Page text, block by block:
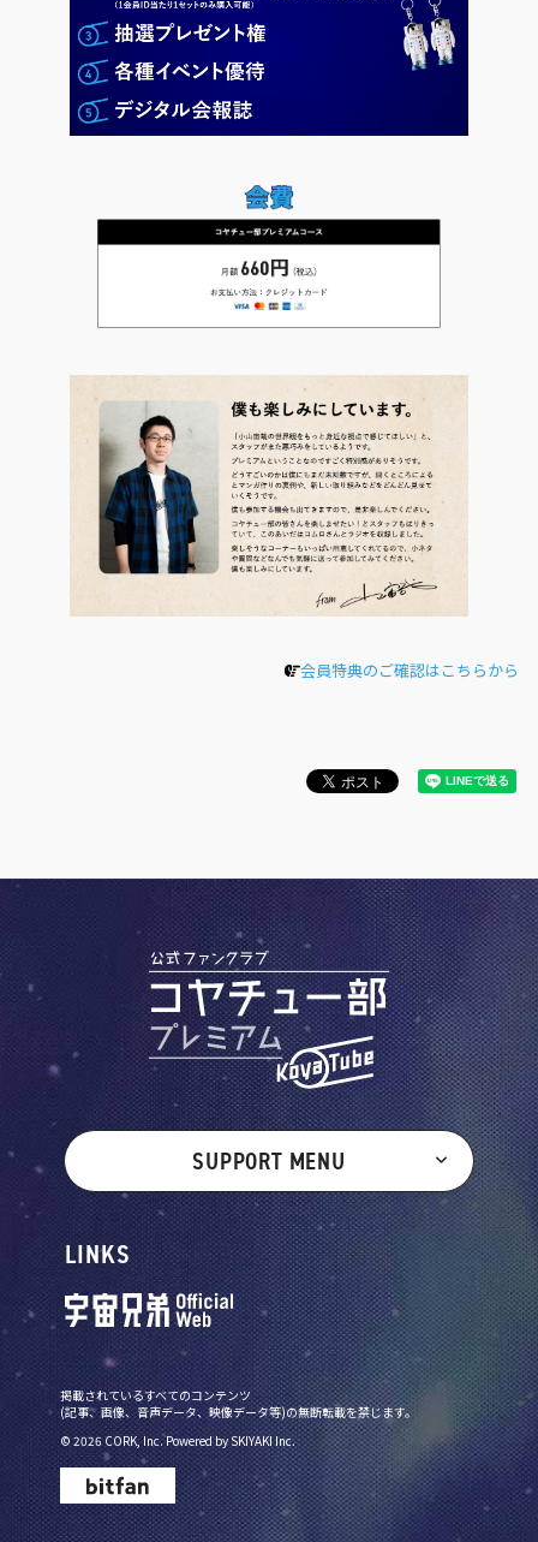
会員特典のご確認はこちらから
SUPPORT MENU
LINKS
掲載されているすべてのコンテンツ
(記事、画像、音声データ、映像データ等)の無断転載を禁じます。
© 2026 CORK, Inc. Powered bySKIYAKI Inc.